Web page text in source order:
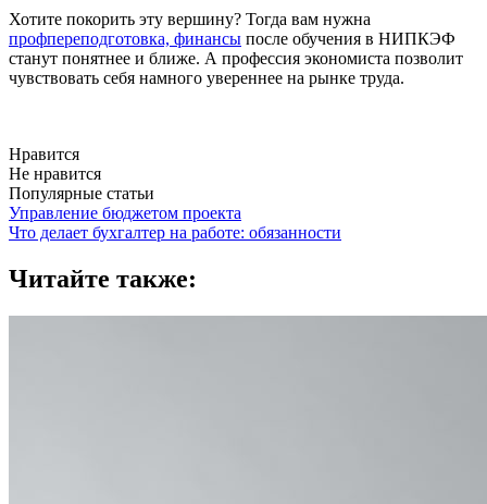
Хотите покорить эту вершину? Тогда вам нужна
профпереподготовка, финансы после обучения в НИПКЭФ
станут понятнее и ближе. А профессия экономиста позволит
чувствовать себя намного увереннее на рынке труда.
Нравится
Не нравится
Популярные статьи
Управление бюджетом проекта
Что делает бухгалтер на работе: обязанности
Читайте также: